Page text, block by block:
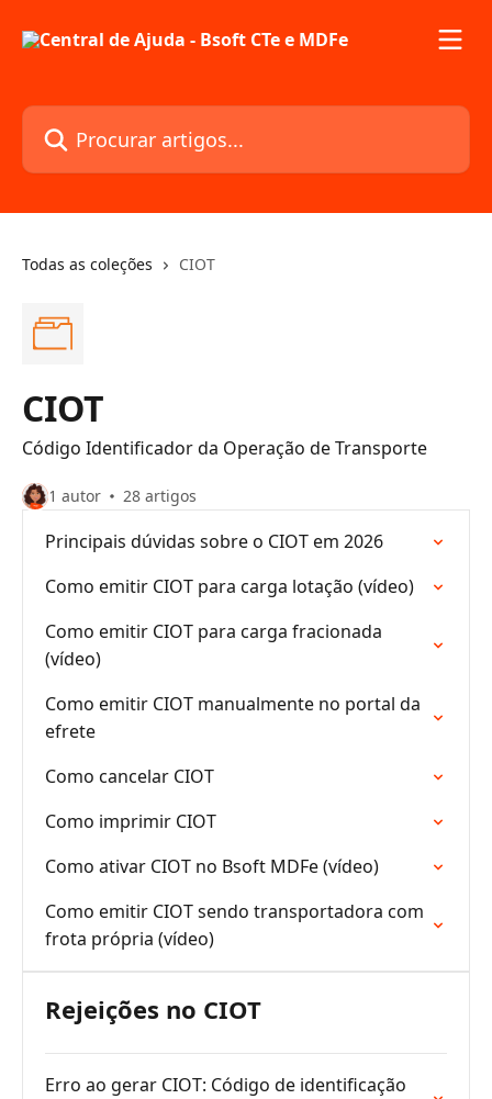
Procurar artigos...
Todas as coleções CIOT
CIOT
Código Identificador da Operação de Transporte
1 autor 28 artigos
Principais dúvidas sobre o CIOT em 2026
Como emitir CIOT para carga lotação (vídeo)
Como emitir CIOT para carga fracionada
(vídeo)
Como emitir CIOT manualmente no portal da
efrete
Como cancelar CIOT
Como imprimir CIOT
Como ativar CIOT no Bsoft MDFe (vídeo)
Como emitir CIOT sendo transportadora com
frota própria (vídeo)
Rejeições no CIOT
Erro ao gerar CIOT: Código de identificação